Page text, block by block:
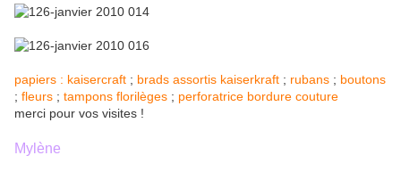
papiers : kaisercraft ; brads assortis kaiserkraft ; rubans ; boutons
; fleurs ; tampons florilèges ; perforatrice bordure couture
merci pour vos visites !
Mylène